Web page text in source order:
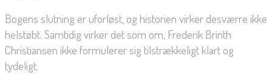
Bogens slutning er uforløst, og historien virker desværre ikke
helstøbt. Samtidig virker det som om, Frederik Brinth
Christiansen ikke formulerer sig tilstrækkeligt klart og
tydeligt.